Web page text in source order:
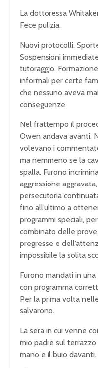
La dottoressa
Fece pulizia.
Nuovi protocolli.
Sospensioni
tutoraggio.
informali per certe
che nessuno aveva
conseguenze.
Nel frattempo il
Owen andava avanti.
volevano i
ma nemmeno se la
spalla. Furono
aggressione
persecutoria
fino all’ultimo a
programmi speciali,
combinato delle
pregresse e
impossibile la solita
Furono mandati in
con programma
Per la prima volta
salvarono.
La sera in cui venne
mio padre sul terrazzo
mano e il buio